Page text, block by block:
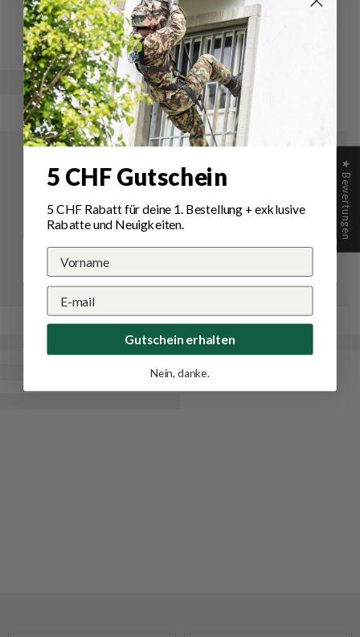
Schreibe
eine
Bewertung
Eine
Frage
stellen
★ Bewertungen
5 CHF Gutschein
5 CHF Rabatt für deine 1. Bestellung+ exklusive
Rabatte und Neuigkeiten.
Gutschein erhalten
Nein, danke.